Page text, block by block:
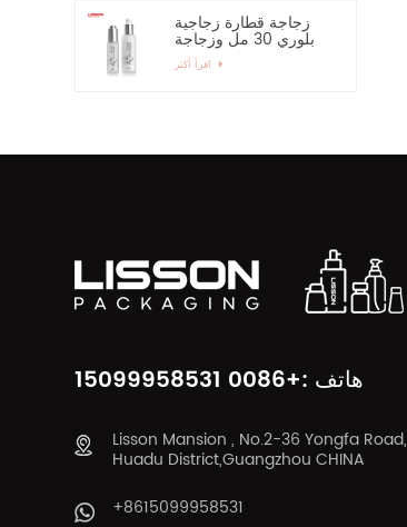
زجاجة قطارة زجاجية
بلوري 30 مل وزجاجة
رذاذ زجاجية بمضخة 60
مل
هاتف :+0086 15099958531
Lisson Mansion , No.2-36 Yongfa Road,
Huadu District,Guangzhou CHINA
+8615099958531